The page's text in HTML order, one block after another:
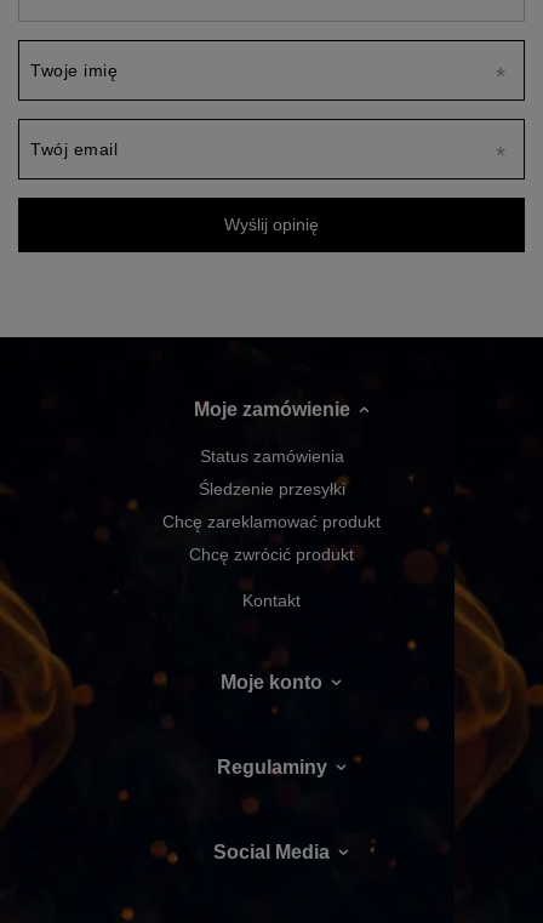
Twoje imię
Twój email
Wyślij opinię
Moje zamówienie
Status zamówienia
Śledzenie przesyłki
Chcę zareklamować produkt
Chcę zwrócić produkt
Kontakt
Moje konto
Regulaminy
Social Media